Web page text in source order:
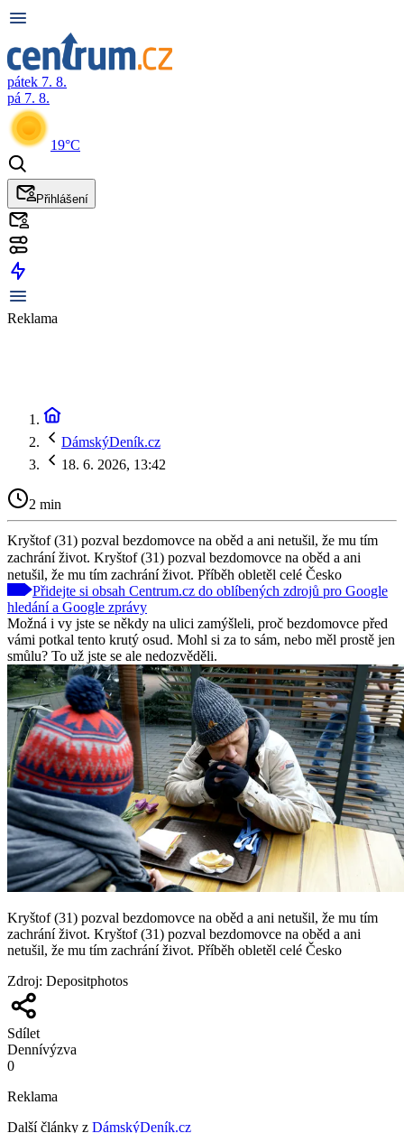
pátek 7. 8.
pá 7. 8.
19°C
Přihlášení
Reklama
DámskýDeník.cz
18. 6. 2026, 13:42
2 min
Kryštof (31) pozval bezdomovce na oběd a ani netušil, že mu tím
zachrání život. Kryštof (31) pozval bezdomovce na oběd a ani
netušil, že mu tím zachrání život. Příběh obletěl celé Česko
Přidejte si obsah Centrum.cz do oblíbených zdrojů pro Google
hledání a Google zprávy
Možná i vy jste se někdy na ulici zamýšleli, proč bezdomovce před
vámi potkal tento krutý osud. Mohl si za to sám, nebo měl prostě jen
smůlu? To už jste se ale nedozvěděli.
Kryštof (31) pozval bezdomovce na oběd a ani netušil, že mu tím
zachrání život. Kryštof (31) pozval bezdomovce na oběd a ani
netušil, že mu tím zachrání život. Příběh obletěl celé Česko
Zdroj: Depositphotos
Sdílet
Dennívýzva
0
Reklama
Další články z DámskýDeník.cz